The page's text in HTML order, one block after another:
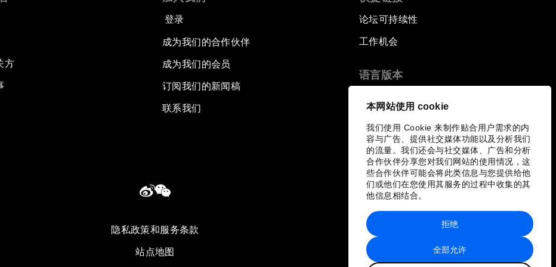
本网站使用 cookie
我们使用 Cookie 来制作贴合用户需求的内
容与广告、提供社交媒体功能以及分析我们
的流量。我们还会与社交媒体、广告和分析
合作伙伴分享您对我们网站的使用情况，这
些合作伙伴可能会将此类信息与您提供给他
们或他们在您使用其服务的过程中收集的其
他信息相结合。
全部允许
拒绝
方
登录
成为我们的合作伙伴
成为我们的会员
订阅我们的新闻稿
联系我们
论坛可持续性
工作机会
语言版本
隐私政策和服务条款
站点地图